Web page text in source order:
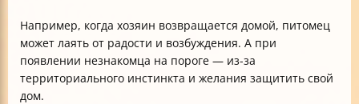
Например, когда хозяин возвращается домой, питомец
может лаять от радости и возбуждения. А при
появлении незнакомца на пороге — из-за
территориального инстинкта и желания защитить свой
дом.